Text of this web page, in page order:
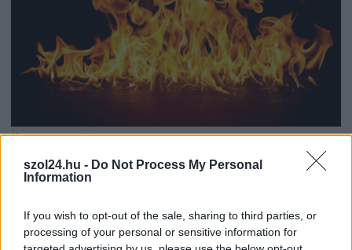
szol24.hu - Do Not Process My Personal
Information
If you wish to opt-out of the sale, sharing to third parties, or
processing of your personal or sensitive information for
2026.08.05. Horváth Zsolt
Hatalmas lángok csaptak fel Szolnokon
Nem indult nyugodtan a szerda reggel Szolnokon, ugyanis
Kék hírek